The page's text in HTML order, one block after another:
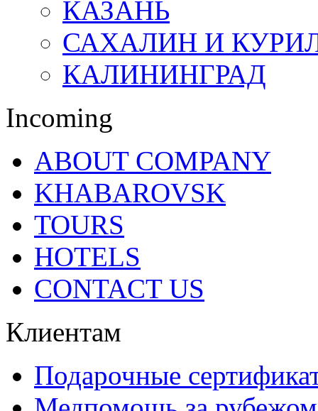
КАЗАНЬ
САХАЛИН И
КАЛИНИНГРАД
Incoming
ABOUT COMPANY
KHABAROVSK
TOURS
HOTELS
CONTACT US
Клиентам
Подарочные